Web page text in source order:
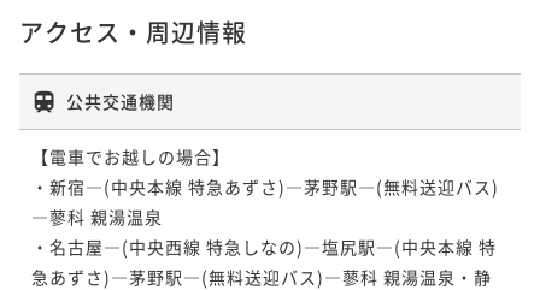
アクセス・周辺情報
公共交通機関
【電車でお越しの場合】
・新宿―(中央本線 特急あずさ)―茅野駅―(無料送迎バス)
―蓼科 親湯温泉
・名古屋―(中央西線 特急しなの)―塩尻駅―(中央本線 特
急あずさ)―茅野駅―(無料送迎バス)―蓼科 親湯温泉・静